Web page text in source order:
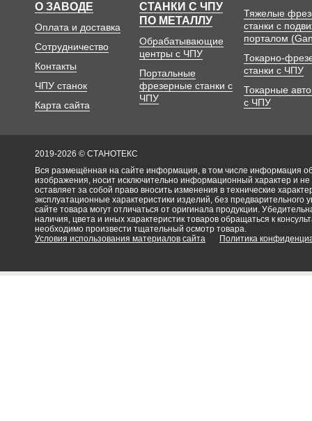
О ЗАВОДЕ
Оплата и доставка
Сотрудничество
Контакты
ЧПУ станок
Карта сайта
СТАНКИ С ЧПУ
ПО МЕТАЛЛУ
Обрабатывающие
центры с ЧПУ
Портальные
фрезерные станки с
ЧПУ
Тяжелые
станки с
порталом
Токарно-
станки с ЧПУ
Токарные
с ЧПУ
2019-2026 © СТАНОТЕКС
Вся размещённая на сайте информация, в том числе информация об
изображения, носит исключительно информационный характер и
оставляет за собой право вносить изменения в технические
эксплуатационные характеристики изделий, без
сайте товара могут отличаться от оригинала продукции.
наличия, цвета и иных характеристик товаров обращаться к
необходимо произвести тщательный осмотр товара.
Условия использования материалов сайта
Политика